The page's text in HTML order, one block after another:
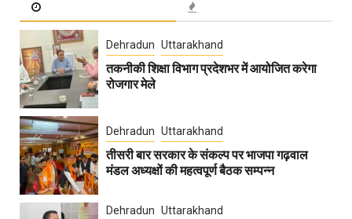
Dehradun Uttarakhand
तकनीकी शिक्षा विभाग प्रदेशभर में आयोजित करेगा
रोजगार मेले
Dehradun Uttarakhand
तीसरी बार सरकार के संकल्प पर भाजपा गढ़वाल
मंडल अध्यक्षों की महत्वपूर्ण बैठक सम्पन्न
Dehradun Uttarakhand